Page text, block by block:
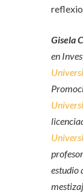
Gisela
en
estudio